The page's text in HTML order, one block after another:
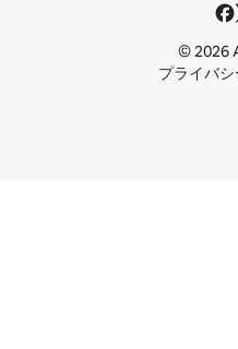
© 2026
プライバシ